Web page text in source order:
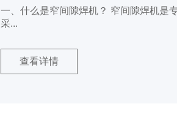
一、什么是窄间隙焊机？ 窄间隙焊机是
采...
查看详情